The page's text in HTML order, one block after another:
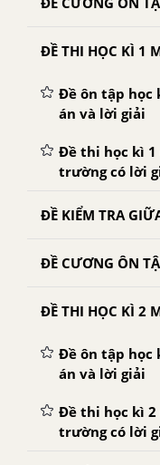
Đề ôn tập học
án và lời giải
Đề thi học kì 1
trường có lời
ĐỀ KIỂM TRA
ĐỀ CƯƠNG ÔN
Đề ôn tập học
án và lời giải
Đề thi học kì 2
trường có lời